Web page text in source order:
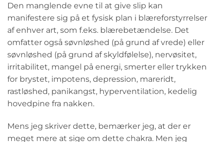
Den manglende evne til at give slip kan
manifestere sig på et fysisk plan i blæreforstyrrelser
af enhver art, som f.eks. blærebetændelse. Det
omfatter også søvnløshed (på grund af vrede) eller
søvnløshed (på grund af skyldfølelse), nervøsitet,
irritabilitet, mangel på energi, smerter eller trykken
for brystet, impotens, depression, mareridt,
rastløshed, panikangst, hyperventilation, kedelig
hovedpine fra nakken.
Mens jeg skriver dette, bemærker jeg, at der er
meget mere at sige om dette chakra. Men jeg